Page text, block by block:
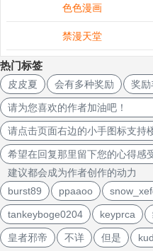
色色漫画
禁漫天堂
热门标签
皮皮夏 会有多种奖励 奖励
请为您喜欢的作者加油吧
请点击页面右边的小手图
希望在回复那里留下您的心
建议都会成为作者创作的动力
burst89
ppaaoo
tankeyboge0204 keyprca
皇者邪帝 不详 但是